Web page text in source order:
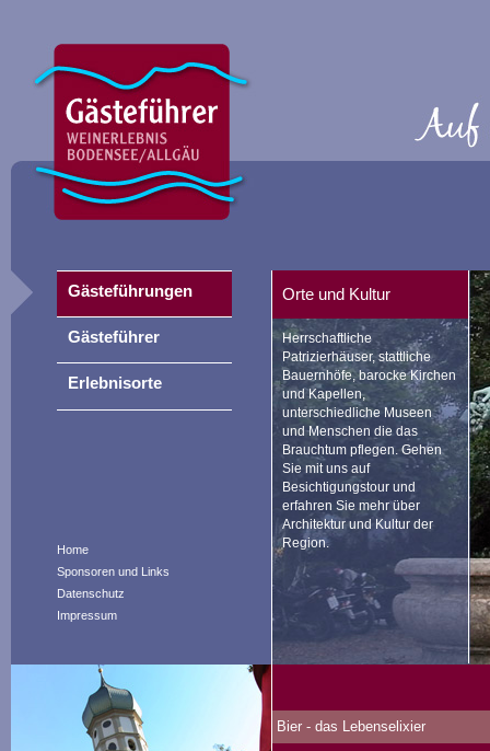
Home
Sponsoren und Links
Datenschutz
Impressum
Orte und Kultur
Herrschaftliche
Patrizierhäuser, stattliche
Bauernhöfe, barocke Kirchen
und Kapellen,
unterschiedliche Museen
und Menschen die das
Brauchtum pflegen. Gehen
Sie mit uns auf
Besichtigungstour und
erfahren Sie mehr über
Architektur und Kultur der
Region.
Bier - das Lebenselixier
Gästeführungen
Gästeführer
Erlebnisorte